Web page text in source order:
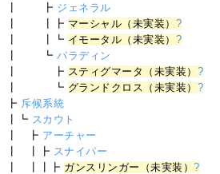
┃ ┣ ジェネラル
┃ ┃┣ マーシャル（未実装） ?
┃ ┃┗ イモータル（未実装） ?
┃ ┗パラディン
┃ ┣ スティグマータ（未実装） ?
┃ ┗ グランドクロス（未実装） ?
┣ 斥候系統
┃┗ スカウト
┃ ┣ アーチャー
┃ ┃┣ スナイパー
┃ ┃┃┣ ガンスリンガー（未実装）?